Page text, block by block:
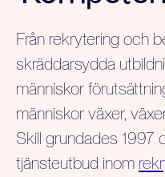
Från rekrytering och
skräddarsydda
människor
människor växer,
Skill grundades 1997
tjänsteutbud inom